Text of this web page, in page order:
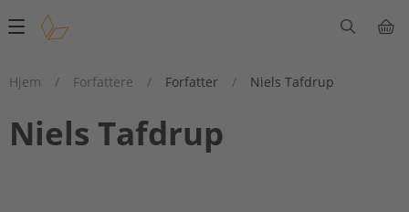
Main
Hjem
/ Forfattere / Forfatter / Niels Tafdrup
Niels Tafdrup